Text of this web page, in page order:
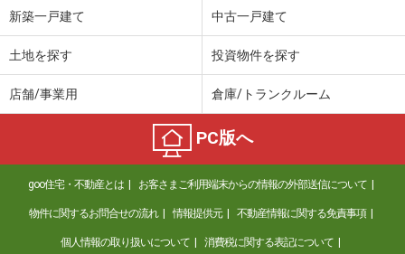
新築一戸建て 中古一戸建て
土地を探す 投資物件を探す
店舗/事業用 倉庫/トランクルーム
PC版へ
goo住宅・不動産とは お客さまご利用端末からの情報の外部送信について
物件に関するお問合せの流れ 情報提供元 不動産情報に関する免責事項
個人情報の取り扱いについて 消費税に関する表記について